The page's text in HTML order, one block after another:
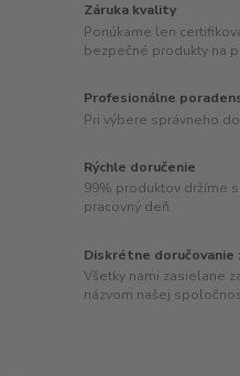
Záruka kvality
Ponúkame len
bezpečné produkty na
Profesionálne
Pri výbere správneho
Rýchle doručenie
99% produktov držíme
pracovný deň
Diskrétne doručovanie
Všetky nami zasielane
názvom našej